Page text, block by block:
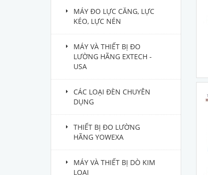
MÁY ĐO LỰC CĂNG, LỰC
KÉO, LỰC NÉN
MÁY VÀ THIẾT BỊ ĐO
LƯỜNG HÃNG EXTECH -
USA
CÁC LOẠI ĐÈN CHUYÊN
DỤNG
THIẾT BỊ ĐO LƯỜNG
HÃNG YOWEXA
MÁY VÀ THIẾT BỊ DÒ KIM
LOẠI